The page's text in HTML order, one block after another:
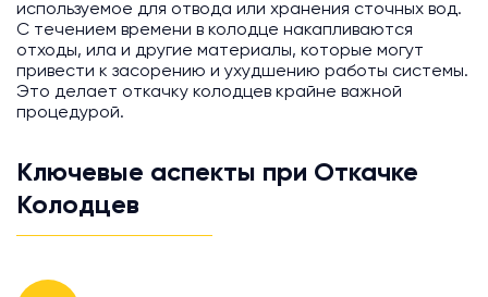
используемое для отвода или хранения сточных вод.
С течением времени в колодце накапливаются
отходы, ила и другие материалы, которые могут
привести к засорению и ухудшению работы системы.
Это делает откачку колодцев крайне важной
процедурой.
Ключевые аспекты при Откачке
Колодцев